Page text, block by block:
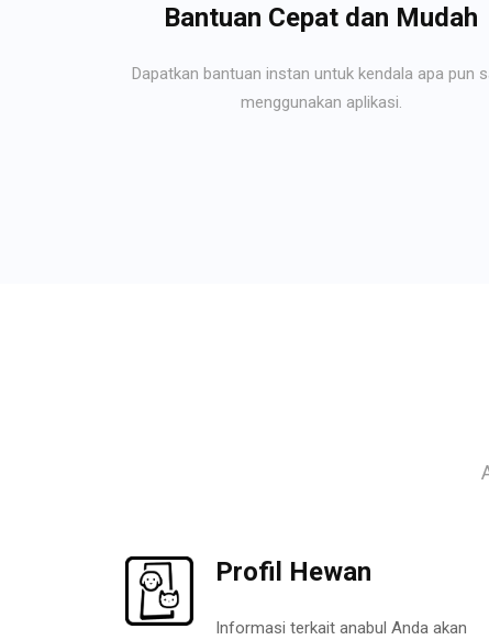
Bantuan Cepat dan Mudah
Dapatkan bantuan instan untuk kendala apa pun
menggunakan aplikasi.
Profil Hewan
Informasi terkait anabul Anda akan